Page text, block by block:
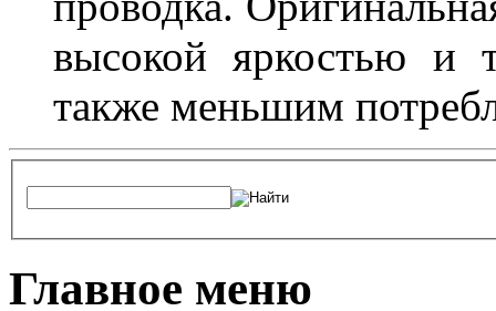
высокой яркостью и
также меньшим
Главное меню